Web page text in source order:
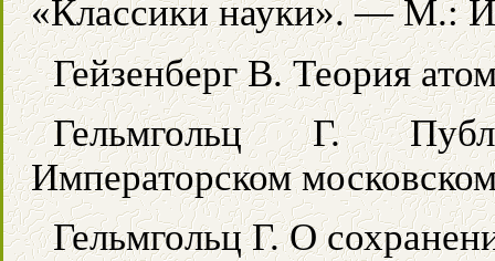
«Классики науки». — М.:
Гейзенберг В. Теория
Гельмгольц Г.
Императорском
Гельмгольц Г. О